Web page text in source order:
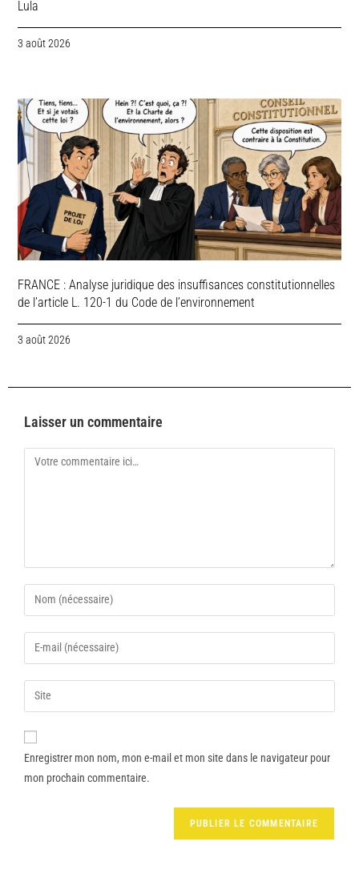
Lula
3 août 2026
FRANCE : Analyse juridique des insuffisances constitutionnelles
de l’article L. 120-1 du Code de l’environnement
3 août 2026
Laisser un commentaire
Enregistrer mon nom, mon e-mail et mon site dans le navigateur pour
mon prochain commentaire.